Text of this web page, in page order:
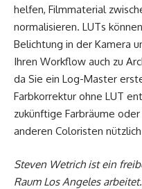
helfen, Filmmaterial
normalisieren. LUTs
Belichtung in der Kamera
Ihren Workflow auch zu
da Sie ein Log-Master
Farbkorrektur ohne LUT
zukünftige Farbräume
anderen Coloristen
Steven Wetrich ist ein
Raum Los Angeles arbeitet.